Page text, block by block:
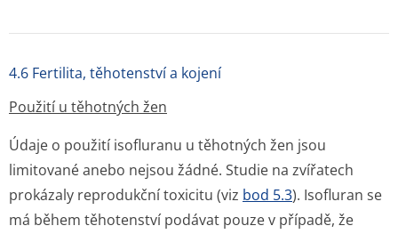
4.6 Fertilita, těhotenství a kojení
Použití u těhotných žen
Údaje o použití isofluranu u těhotných žen jsou
limitované anebo nejsou žádné. Studie na zvířatech
prokázaly reprodukční toxicitu (viz bod 5.3). Isofluran se
má během těhotenství podávat pouze v případě, že